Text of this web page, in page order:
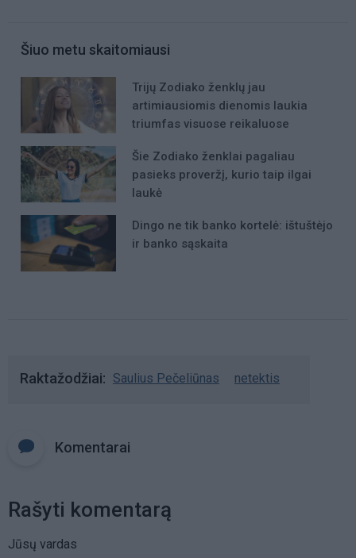
Šiuo metu skaitomiausi
Trijų Zodiako ženklų jau
artimiausiomis dienomis laukia
triumfas visuose reikaluose
Šie Zodiako ženklai pagaliau
pasieks proveržį, kurio taip ilgai
laukė
Dingo ne tik banko kortelė: ištuštėjo
ir banko sąskaita
Raktažodžiai Saulius Pečeliūnas netektis
Komentarai
Rašyti komentarą
Jūsų vardas